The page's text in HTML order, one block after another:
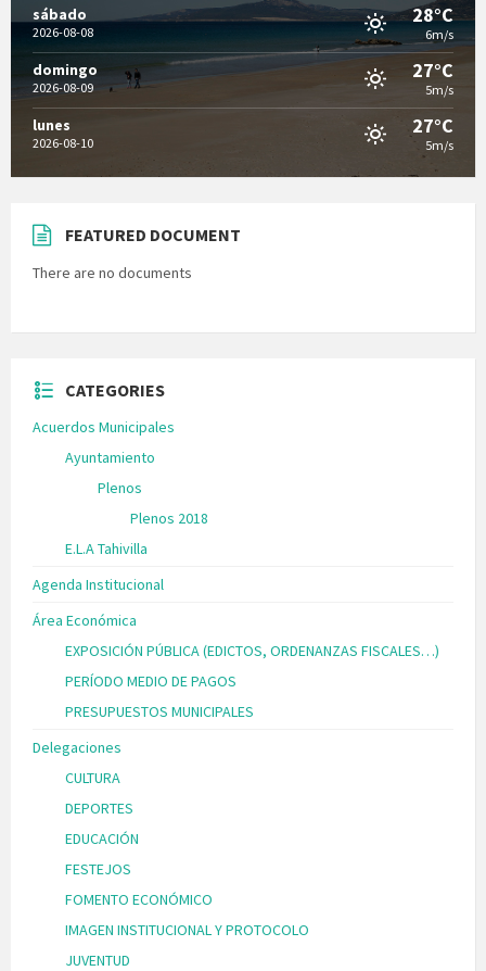
sábado
2026-08-08
28°C
6m/s
domingo
2026-08-09
27°C
5m/s
lunes
2026-08-10
27°C
5m/s
FEATURED DOCUMENT
There are no documents
CATEGORIES
Acuerdos Municipales
Ayuntamiento
Plenos
Plenos 2018
E.L.A Tahivilla
Agenda Institucional
Área Económica
EXPOSICIÓN PÚBLICA (EDICTOS, ORDENANZAS FISCALES…)
PERÍODO MEDIO DE PAGOS
PRESUPUESTOS MUNICIPALES
Delegaciones
CULTURA
DEPORTES
EDUCACIÓN
FESTEJOS
FOMENTO ECONÓMICO
IMAGEN INSTITUCIONAL Y PROTOCOLO
JUVENTUD